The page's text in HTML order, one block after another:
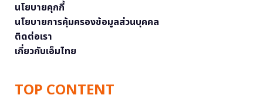
นโยบายคุกกี้
นโยบายการคุ้มครองข้อมูลส่วนบุคคล
ติดต่อเรา
เกี่ยวกับเอ็มไทย
TOP CONTENT